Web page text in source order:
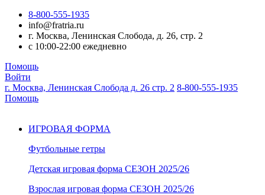
8-800-555-1935
info@fratria.ru
г. Москва, Ленинская Слобода, д. 26, стр. 2
с 10:00-22:00 ежедневно
Помощь
Войти
г. Москва, Ленинская Слобода д. 26 стр. 2 8-800-555-1935
Помощь
ИГРОВАЯ ФОРМА
Футбольные гетры
Детская игровая форма СЕЗОН 2025/26
Взрослая игровая форма СЕЗОН 2025/26